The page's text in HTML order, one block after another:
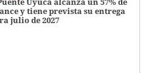
y tiene prevista su entrega
julio de 2027